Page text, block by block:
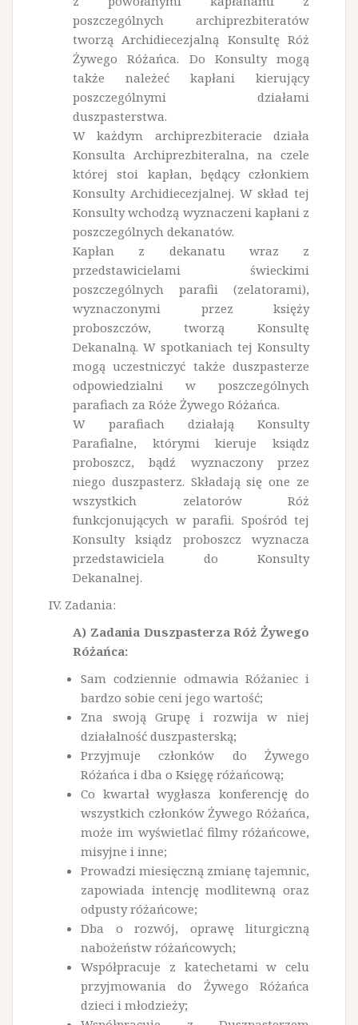
poszczególnych archiprezbiteratów
tworzą Archidiecezjalną Konsultę Róż
Żywego Różańca. Do Konsulty mogą
także należeć kapłani kierujący
poszczególnymi dzia­łami
duszpasterstwa.
W każdym archiprezbiteracie działa
Konsulta Archiprezbiteralna, na czele
której stoi kapłan, będący członkiem
Konsulty Archidiecezjalnej. W skład tej
Konsulty wchodzą wy­znaczeni kapłani z
poszczególnych dekanatów.
Kapłan z dekanatu wraz z
przedstawicielami świeckimi
poszczególnych parafii (zelatorami),
wyznaczonymi przez księży
proboszczów, tworzą Konsultę
Dekanalną. W spotkaniach tej Konsulty
mogą uczestniczyć także duszpasterze
odpowiedzialni w poszczególnych
parafiach za Róże Żywego Różańca.
W parafiach działają Konsulty
Parafialne, którymi kieruje ksiądz
proboszcz, bądź wyznaczony przez
niego duszpasterz. Składają się one ze
wszystkich zelatorów Róż
funkcjonujących w parafii. Spośród tej
Konsulty ksiądz proboszcz wyznacza
przedstawiciela do Konsulty
Dekanalnej.
IV. Zadania:
A) Zadania Duszpasterza Róż Żywego
Różańca:
Sam codziennie odmawia Różaniec i
bardzo sobie ceni jego wartość;
Zna swoją Grupę i rozwija w niej
działalność duszpasterską;
Przyjmuje członków do Żywego
Różańca i dba o Księgę różańcową;
Co kwartał wygłasza konferencję do
wszystkich członków Żywego Różańca,
może im wyświetlać filmy różańcowe,
misyjne i inne;
Prowadzi miesięczną zmianę tajemnic,
zapowiada intencję modlitewną oraz
odpusty różańcowe;
Dba o rozwój, oprawę liturgiczną
nabożeństw różańcowych;
Współpracuje z katechetami w celu
przyjmowania do Żywego Różańca
dzieci i młodzieży;